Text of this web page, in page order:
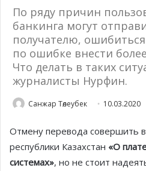
По ряду причин
банкинга могут
получателю,
по ошибке внести
Что делать в таких
журналисты Нурфин.
Санжар Төлеубек 10.03.2020
Отмену перевода совершить
республики Казахстан «О
системах», но не стоит